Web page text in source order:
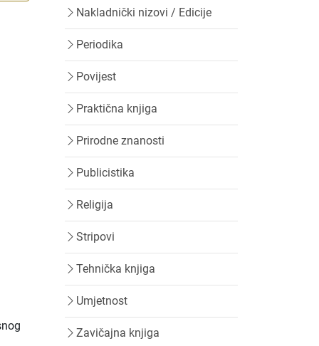
Nakladnički nizovi / Edicije
Periodika
Povijest
Praktična knjiga
Prirodne znanosti
Publicistika
Religija
Stripovi
Tehnička knjiga
Umjetnost
Zavičajna knjiga